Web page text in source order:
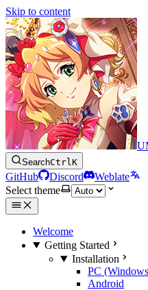
Skip to content
SearchCtrlK
GitHub Discord
Weblate
Select theme
Welcome
Getting Started
Installation
PC
Android